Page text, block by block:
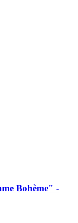
Bohème" -